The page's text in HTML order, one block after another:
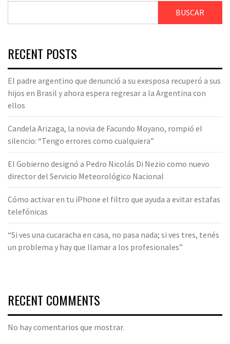
BUSCAR
RECENT POSTS
El padre argentino que denunció a su exesposa recuperó a sus
hijos en Brasil y ahora espera regresar a la Argentina con
ellos
Candela Arizaga, la novia de Facundo Moyano, rompió el
silencio: “Tengo errores como cualquiera”
El Gobierno designó a Pedro Nicolás Di Nezio como nuevo
director del Servicio Meteorológico Nacional
Cómo activar en tu iPhone el filtro que ayuda a evitar estafas
telefónicas
“Si ves una cucaracha en casa, no pasa nada; si ves tres, tenés
un problema y hay que llamar a los profesionales”
RECENT COMMENTS
No hay comentarios que mostrar.